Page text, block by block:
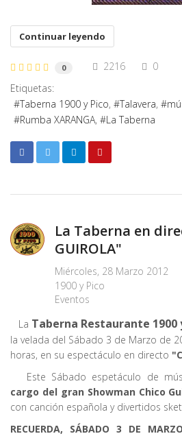
Continuar leyendo
0 2216
0
Etiquetas:
Taberna 1900 y Pico
Talavera
Rumba XARANGA
La Taberna
La Taberna en
GUIROLA"
Miércoles, 28 Marzo 2012
1900 y Pico
Eventos
La Taberna Restaurante 1900
la velada del Sábado 3 de Marzo de
horas, en su espectáculo en directo
Este Sábado espetáculo de
cargo del gran Showman Chico
con canción española y divertidos
RECUERDA, SÁBADO 3 DE